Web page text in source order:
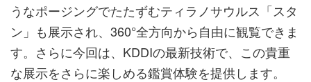
うなポージングでたたずむティラノサウルス「スタ
ン」も展示され、360°全方向から自由に観覧できま
す。さらに今回は、KDDIの最新技術で、この貴重
な展示をさらに楽しめる鑑賞体験を提供します。